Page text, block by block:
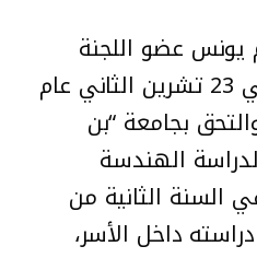
يونس عضو اللجنة
المركزية لحركة فتح في 23 تشرين الثاني عام
والتحق بجامعة “بن
الهندسة
السنة الثانية من
داخل الأسر،